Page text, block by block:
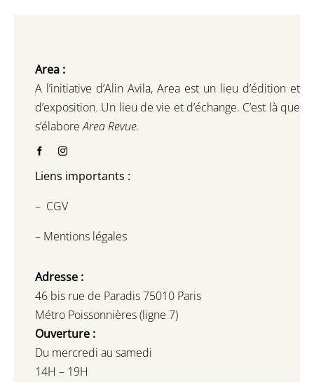
Area :
A l’initiative d’Alin Avila, Area est un lieu d’édition et
d’exposition. Un lieu de vie et d’échange. C’est là que
s’élaboreArea Revue.
Liens importants :
– CGV
– Mentions légales
Adresse :
46 bis rue de Paradis 75010 Paris
Métro Poissonnières (ligne 7)
Ouverture :
Du mercredi au samedi
14H – 19H